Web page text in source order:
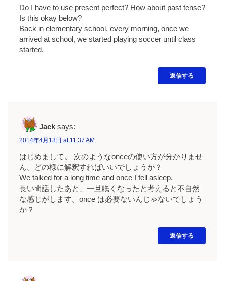
Do I have to use present perfect? How about past tense?
Is this okay below?
Back in elementary school, every morning, once we
arrived at school, we started playing soccer until class
started.
返信する
Jack says:
2014年4月13日 at 11:37 AM
はじめまして。 次のようなonceの使い方が分かりませ
ん。どの様に解釈すればいいでしょうか？
We talked for a long time and once I fell asleep.
長い間話したあと、一旦眠くなったと考えると不自然
な感じがします。once は必要ないんじゃないでしょう
か？
返信する